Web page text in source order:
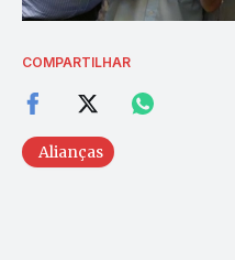
COMPARTILHAR
Alianças